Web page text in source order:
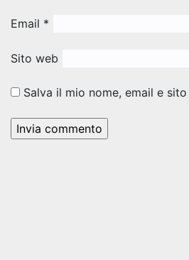
Email *
Sito web
Salva il mio nome, email e